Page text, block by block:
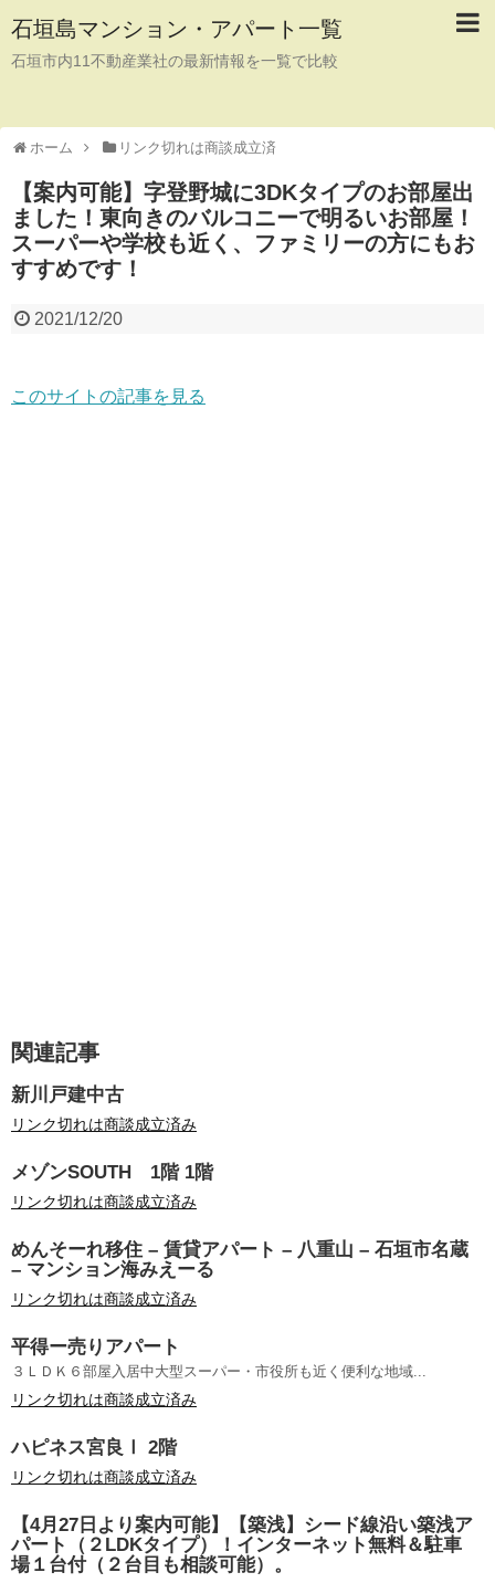
石垣島マンション・アパート一覧
石垣市内11不動産業社の最新情報を一覧で比較
ホーム リンク切れは商談成立済
【案内可能】字登野城に3DKタイプのお部屋出
ました！東向きのバルコニーで明るいお部屋！
スーパーや学校も近く、ファミリーの方にもお
すすめです！
2021/12/20
このサイトの記事を見る
関連記事
新川戸建中古
リンク切れは商談成立済み
メゾンSOUTH 1階 1階
リンク切れは商談成立済み
めんそーれ移住 – 賃貸アパート – 八重山 – 石垣市名蔵
– マンション海みえーる
リンク切れは商談成立済み
平得ー売りアパート
３ＬＤＫ６部屋入居中大型スーパー・市役所も近く便利な地域...
リンク切れは商談成立済み
ハピネス宮良Ⅰ 2階
リンク切れは商談成立済み
【4月27日より案内可能】【築浅】シード線沿い築浅ア
パート（２LDKタイプ）！インターネット無料＆駐車
場１台付（２台目も相談可能）。